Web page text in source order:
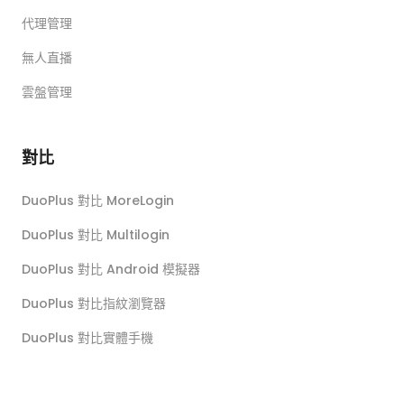
代理管理
無人直播
雲盤管理
對比
DuoPlus 對比 MoreLogin
DuoPlus 對比 Multilogin
DuoPlus 對比 Android 模擬器
DuoPlus 對比指紋瀏覽器
DuoPlus 對比實體手機